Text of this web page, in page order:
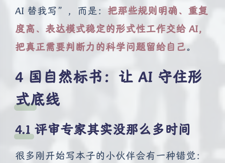
AI 替我写”，而是： 把那些规则明确、重复
度高、表达模式稳定的形式性工作交给 AI，
把真正需要判断力的科学问题留给自己。
国自然标书：让 AI 守住形
式底线
评审专家其实没那么多时间
很多刚开始写本子的小伙伴会有一种错觉：